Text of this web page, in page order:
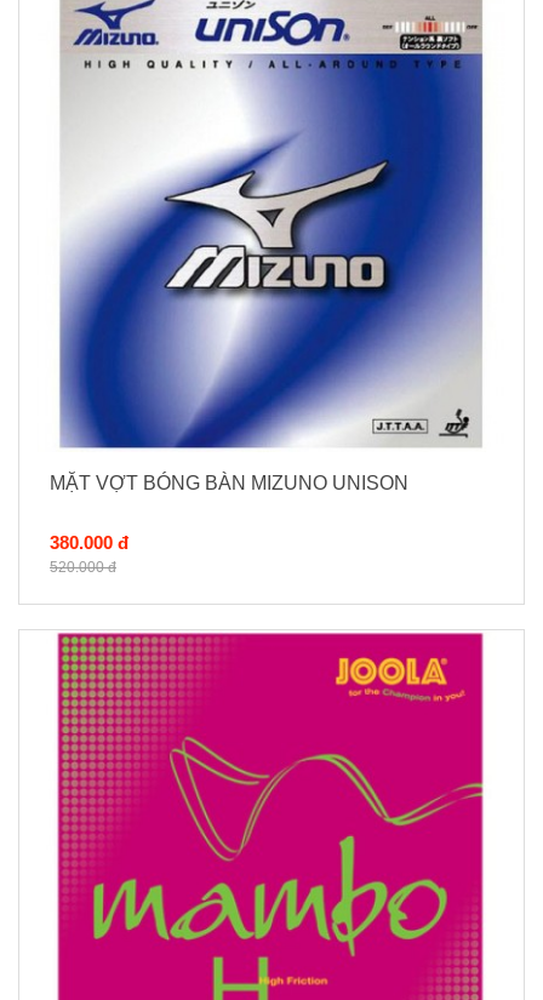
MẶT VỢT BÓNG BÀN MIZUNO UNISON
380.000 đ
520.000 đ